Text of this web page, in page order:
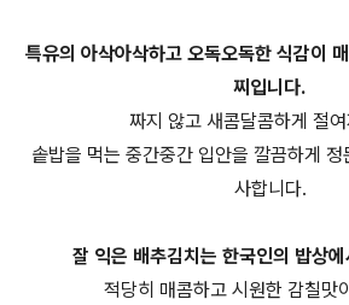
특유의 아삭아삭하고 오독오독한 식감이
찌입니다.
짜지 않고 새콤달콤하게 절
솥밥을 먹는 중간중간 입안을 깔끔하게
사합니다.
잘 익은 배추김치는 한국인의 밥상
적당히 매콤하고 시원한 감칠맛